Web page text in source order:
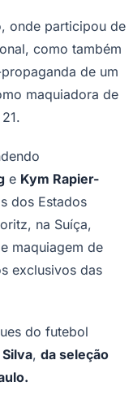
onde participou de
como também
de um
maquiadora de
e Kym Rapier-
dos Estados
na Suíça,
maquiagem de
exclusivos das
do futebol
, da seleção